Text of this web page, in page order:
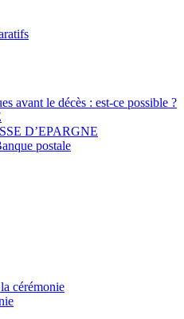
avant le décès : est-ce possible ?
D’EPARGNE
postale
cérémonie